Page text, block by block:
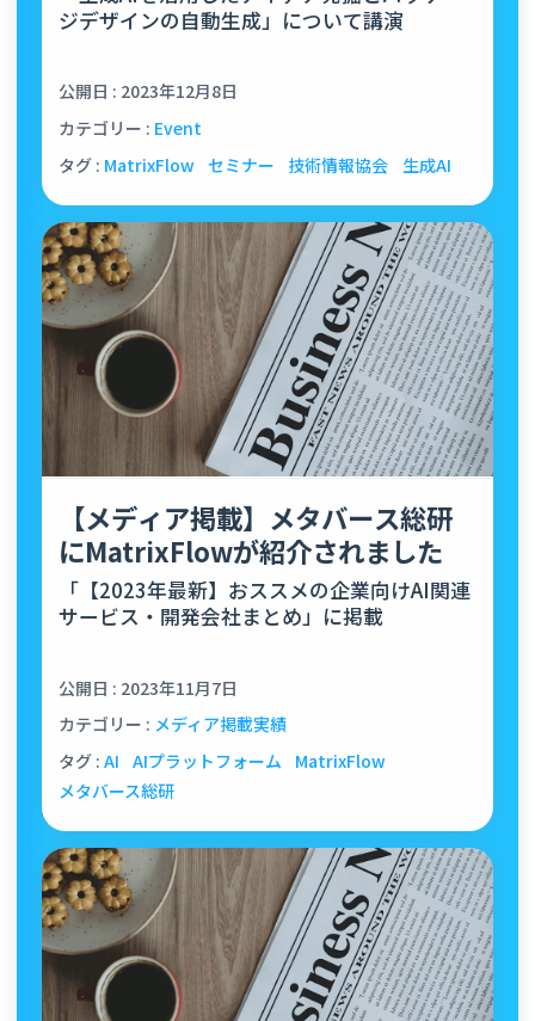
ジデザインの自動生成」について講演
公開日 : 2023年12月8日
カテゴリー : Event
タグ : MatrixFlow セミナー 技術情報協会 生成AI
【メディア掲載】メタバース総研
にMatrixFlowが紹介されました
「【2023年最新】おススメの企業向けAI関連
サービス・開発会社まとめ」に掲載
公開日 : 2023年11月7日
カテゴリー : メディア掲載実績
タグ : AI AIプラットフォーム
MatrixFlow
メタバース総研